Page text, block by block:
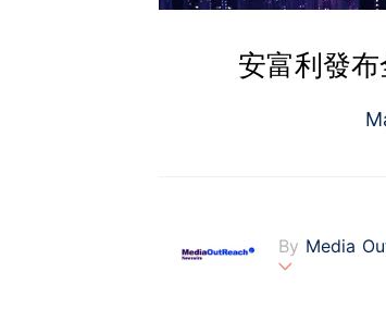
安富利發
By Media